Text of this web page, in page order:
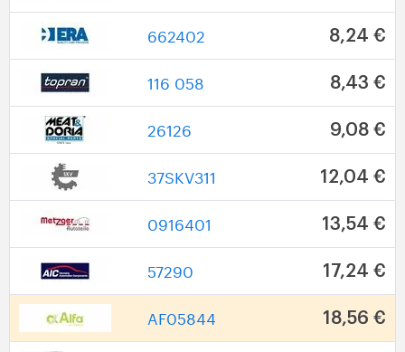
662402 8,24 €
116 058 8,43 €
26126 9,08 €
37SKV311 12,04 €
0916401 13,54 €
57290 17,24 €
AF05844 18,56 €